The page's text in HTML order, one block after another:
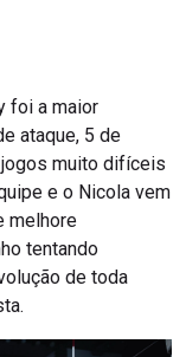
foi a maior
ataque, 5 de
muito difíceis
e o Nicola vem
melhore
tentando
de toda